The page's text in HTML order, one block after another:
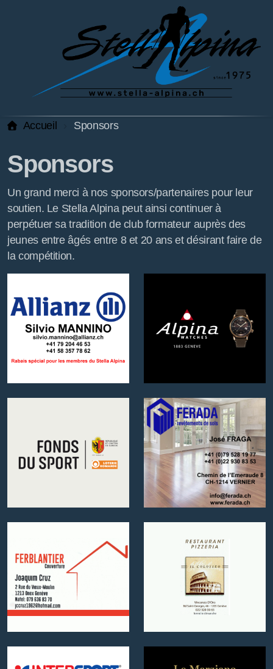
Accueil Sponsors
Sponsors
Un grand merci à nos sponsors/partenaires pour leur
soutien. Le Stella Alpina peut ainsi continuer à
perpétuer sa tradition de club formateur auprès des
jeunes entre âgés entre 8 et 20 ans et désirant faire de
la compétition.